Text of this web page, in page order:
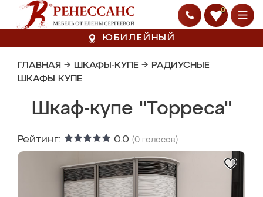
0
ЮБИЛЕЙНЫЙ
ГЛАВНАЯ → ШКАФЫ-КУПЕ → РАДИУСНЫЕ
ШКАФЫ КУПЕ
Шкаф-купе "Торреса"
Рейтинг: 0.0 (0 голосов)